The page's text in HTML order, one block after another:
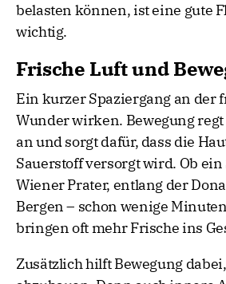
belasten können, ist eine gute
wichtig.
Frische Luft und
Ein kurzer Spaziergang an der
Wunder wirken. Bewegung
an und sorgt dafür, dass die
Sauerstoff versorgt wird. Ob
Wiener Prater, entlang der
Bergen – schon wenige
bringen oft mehr Frische ins
Zusätzlich hilft Bewegung